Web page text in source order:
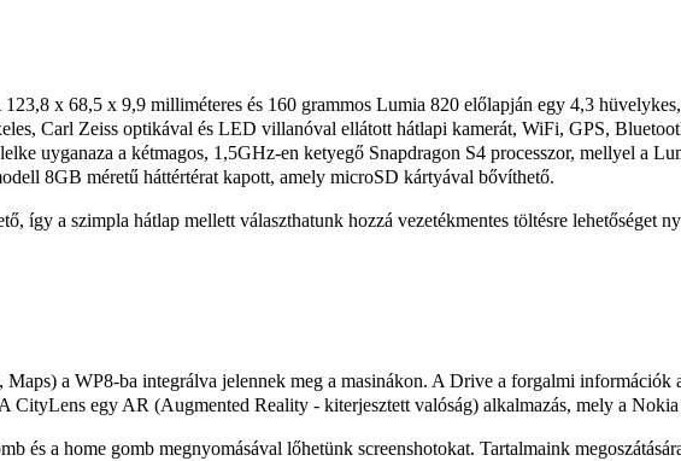
x 68,5 x 9,9 milliméteres és 160 grammos Lumia 820 előlapján egy 4,3
Carl Zeiss optikával és LED villanóval ellátott hátlapi kamerát, WiFi, GPS,
uyganaza a kétmagos, 1,5GHz-en ketyegő Snapdragon S4 processzor, mellyel a
8GB méretű háttértérat kapott, amely microSD kártyával bővíthető.
így a szimpla hátlap mellett választhatunk hozzá vezetékmentes töltésre lehetőséget
a WP8-ba integrálva jelennek meg a masinákon. A Drive a forgalmi információk
CityLens egy AR (Augmented Reality - kiterjesztett valóság) alkalmazás, mely a
és a home gomb megnyomásával lőhetünk screenshotokat. Tartalmaink